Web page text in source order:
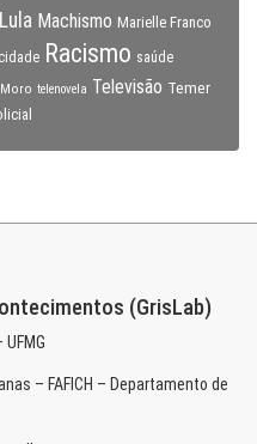
Lula Machismo Marielle Franco
Racismo saúde
telenovela Televisão Temer
(GrisLab)
– FAFICH – Departamento de